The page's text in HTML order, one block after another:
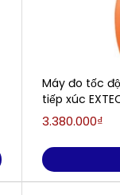
Máy đo tốc
tiếp xúc
3.380.000₫